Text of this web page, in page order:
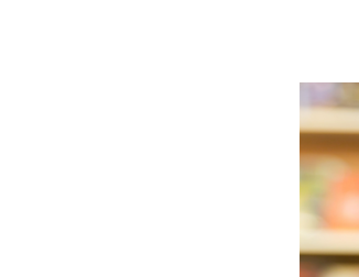
정부지원사업